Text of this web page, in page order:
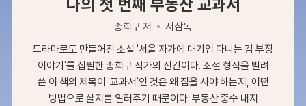
나의 첫 번째 부동산 교과서
송희구 저
서삼독
드라마로도 만들어진 소설 '서울 자가에 대기업 다니는 김 부장
이야기'를 집필한 송희구 작가의 신간이다. 소설 형식을 빌려
쓴 이 책의 제목이 '교과서'인 것은 왜 집을 사야 하는지, 어떤
방법으로 살지를 일러주기 때문이다. 부동산 중수 내지